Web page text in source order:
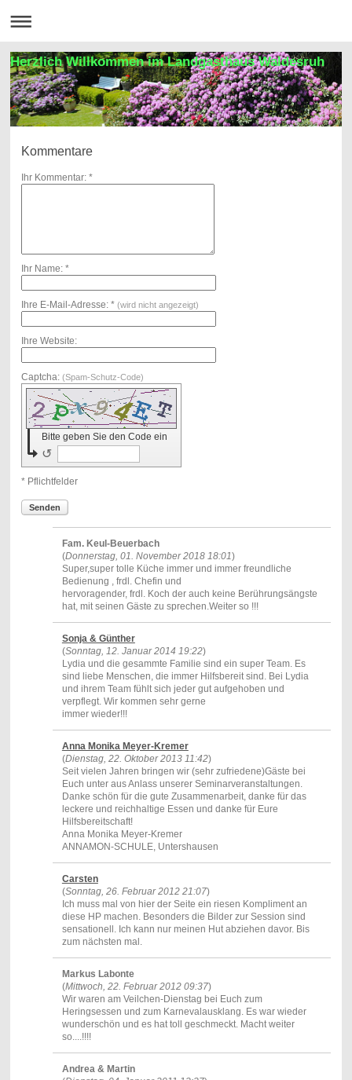
Herzlich Willkommen im Landgasthaus Waldesruh
Kommentare
Ihr Kommentar: *
Ihr Name: *
Ihre E-Mail-Adresse: * (wird nicht angezeigt)
Ihre Website:
Captcha: (Spam-Schutz-Code)
Bitte geben Sie den Code ein
↺
* Pflichtfelder
Senden
Fam. Keul-Beuerbach
(Donnerstag, 01. November 2018 18:01)
Super,super tolle Küche immer und immer freundliche
Bedienung , frdl. Chefin und
hervoragender, frdl. Koch der auch keine Berührungsängste
hat, mit seinen Gäste zu sprechen.Weiter so !!!
Sonja & Günther
(Sonntag, 12. Januar 2014 19:22)
Lydia und die gesammte Familie sind ein super Team. Es
sind liebe Menschen, die immer Hilfsbereit sind. Bei Lydia
und ihrem Team fühlt sich jeder gut aufgehoben und
verpflegt. Wir kommen sehr gerne
immer wieder!!!
Anna Monika Meyer-Kremer
(Dienstag, 22. Oktober 2013 11:42)
Seit vielen Jahren bringen wir (sehr zufriedene)Gäste bei
Euch unter aus Anlass unserer Seminarveranstaltungen.
Danke schön für die gute Zusammenarbeit, danke für das
leckere und reichhaltige Essen und danke für Eure
Hilfsbereitschaft!
Anna Monika Meyer-Kremer
ANNAMON-SCHULE, Untershausen
Carsten
(Sonntag, 26. Februar 2012 21:07)
Ich muss mal von hier der Seite ein riesen Kompliment an
diese HP machen. Besonders die Bilder zur Session sind
sensationell. Ich kann nur meinen Hut abziehen davor. Bis
zum nächsten mal.
Markus Labonte
(Mittwoch, 22. Februar 2012 09:37)
Wir waren am Veilchen-Dienstag bei Euch zum
Heringsessen und zum Karnevalausklang. Es war wieder
wunderschön und es hat toll geschmeckt. Macht weiter
so....!!!!
Andrea & Martin